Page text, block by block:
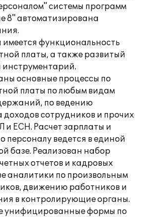
системы программ
8" автоматизирована
функциональность
платы, а также развитый
инструментарий.
основные процессы по
платы по любым видам
по ведению
доходов сотрудников и прочих
ЕСН. Расчет зарплаты и
персоналу ведется в единой
базе. Реализован набор
отчетов и кадровых
аналитики по произвольным
движению работников и
в контролирующие органы.
унифицированные формы по